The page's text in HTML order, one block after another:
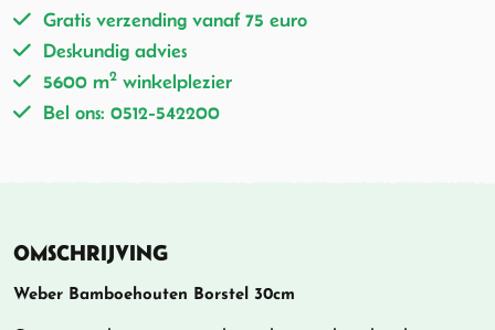
Gratis verzending vanaf 75 euro
Deskundig advies
5600 m2 winkelplezier
Bel ons: 0512-542200
OMSCHRIJVING
Weber Bamboehouten Borstel 30cm